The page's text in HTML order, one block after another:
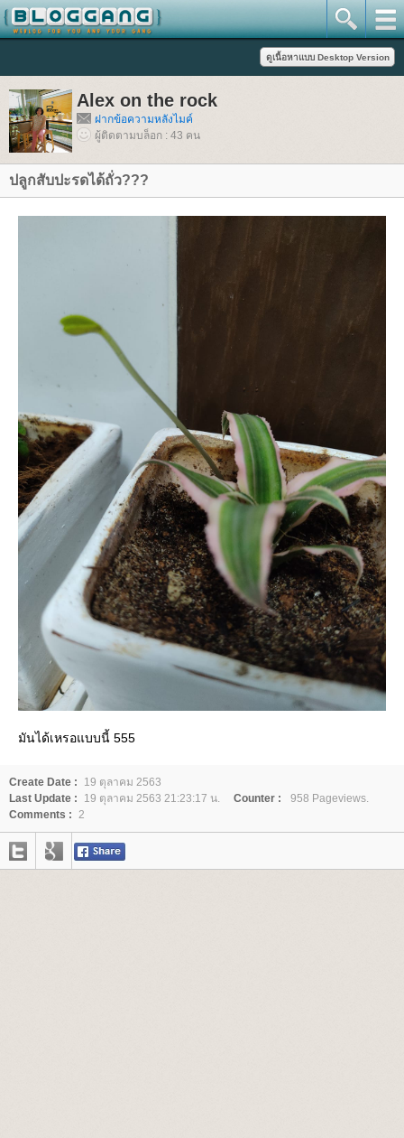
Alex on the rock
ฝากข้อความหลังไมค์
ผู้ติดตามบล็อก : 43 คน
ปลูกสับปะรดได้ถั่ว???
มันได้เหรอแบบนี้ 555
Create Date :
19 ตุลาคม 2563
Last Update :
19 ตุลาคม 2563 21:23:17 น. Counter :
958 Pageviews.
Comments : 2